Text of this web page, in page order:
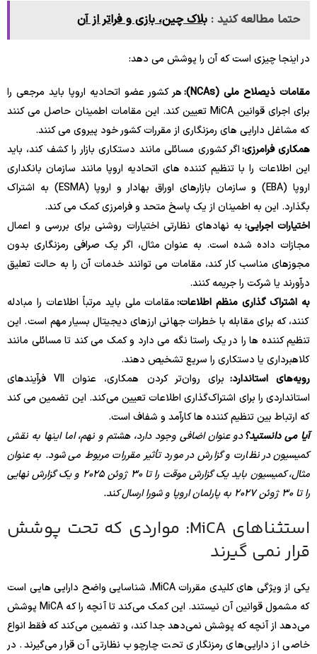
حتما مطالعه کنید : بلاک چین، بازی و فراتر از آن
در اینجا چیزی است که آن را پوشش می دهد:
مقامات ذیصلاح ملی (NCAs):
هر کشور عضو اتحادیه اروپا باید مرجعی را
برای اجرای قوانین MiCA تعیین کند. این مقامات اطمینان حاصل می کنند
که مشاغل دارایی های رمزنگاری از مقررات کشور خود پیروی می کنند.
همکاری فرامرزی:اگر کشوری مسائلی مانند دستکاری بازار را کشف کند، باید
این اطلاعات را با تنظیم کننده های اتحادیه اروپا مانند سازمان بانکداری
اروپا (EBA) و سازمان بازارهای اوراق بهادار و اروپا (ESMA) به اشتراک
بگذارد. این به اطمینان از یک پاسخ متحد و فرامرزی کمک می کند.
اختیارات اجرایی: به نهادهای نظارتی اختیارات روشنی برای بررسی و اعمال
مجازات داده شده است. به عنوان مثال، اگر یک صرافی رمزنگاری بدون
مجوزهای مناسب کار کند، مقامات می توانند خدمات آن را به حالت تعلیق
درآورند یا شرکت را جریمه کنند.
به اشتراک گذاری منظم اطلاعات:مقامات ملی باید مرتباً اطلاعات را مبادله
کنند، که برای مقابله با خطرات جهانی ارزهای دیجیتال بسیار مهم است. این
تنظیم کننده ها را در یک راستا نگه می دارد و کمک می کند تا مسائلی مانند
کلاهبرداری یا دستکاری را سریع تشخیص دهند.
رویه‌های استاندارد:
برای روان‌تر کردن همکاری، عنوان VII فرآیندهای
استانداردی را برای اشتراک‌گذاری اطلاعات تعیین می‌کند. این تضمین می کند
که ارتباط بین تنظیم کننده ها کارآمد و شفاف است.
آیا می دانستید؟دو عنوان اضافی وجود دارد، هشتم و نهم، اما اینها به نقش
کمیسیون در نظارت و گزارش در مورد تأثیر مقررات مربوط می شود. به عنوان
مثال، کمیسیون باید یک گزارش موقت را تا 30 ژوئن 2025 و یک گزارش نهایی
را تا 30 ژوئن 2027 به پارلمان اروپا و شورا ارسال کند.
استثناهای MiCA: مواردی که تحت پوشش
قرار نمی گیرند
یکی از ویژگی های کلیدی مقررات MiCA، شناسایی واضح دارایی هایی است
که مشمول قوانین آن نیستند. این کمک می‌کند تا آنچه را که MiCA پوشش
می‌دهد از آنچه که پوشش نمی‌دهد جدا کند، و تضمین می‌کند که فقط انواع
خاصی از دارایی‌های رمزنگاری تحت چارچوب نظارتی آن قرار می‌گیرند. در